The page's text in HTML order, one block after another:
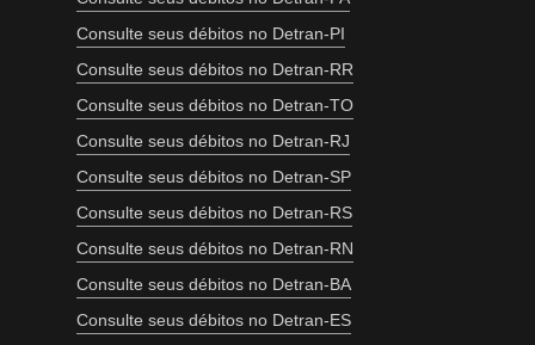
Consulte seus débitos no Detran-PI
Consulte seus débitos no Detran-RR
Consulte seus débitos no Detran-TO
Consulte seus débitos no Detran-RJ
Consulte seus débitos no Detran-SP
Consulte seus débitos no Detran-RS
Consulte seus débitos no Detran-RN
Consulte seus débitos no Detran-BA
Consulte seus débitos no Detran-ES